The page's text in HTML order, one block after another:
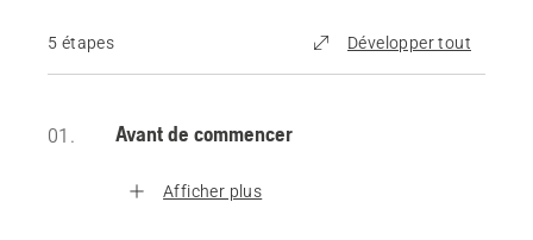
5 étapes Développer tout
01. Avant de commencer
Afficher plus